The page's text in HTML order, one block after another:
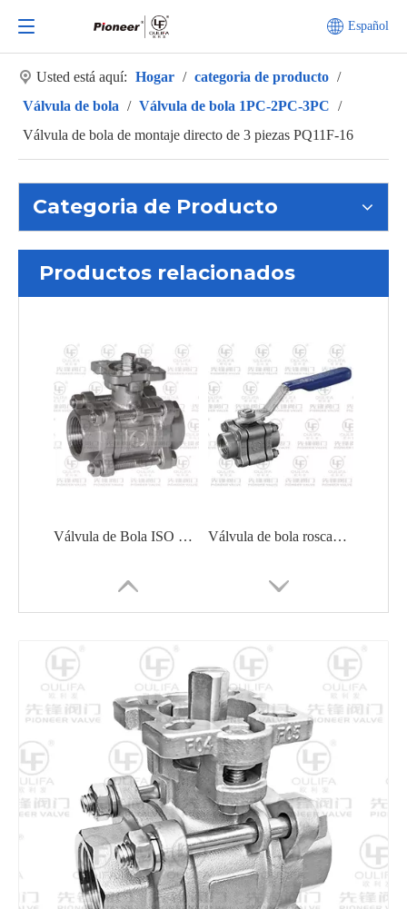
Español
Usted está aquí: Hogar / categoria de producto /
Válvula de bola / Válvula de bola 1PC-2PC-3PC /
Válvula de bola de montaje directo de 3 piezas PQ11F-16
Categoria de Producto
Productos relacionados
Válvula de Bola ISO Montaje Directo PQ11F Válvula de bola roscada de 3 piezas Q11F-100P
Sustancia química soldada con autógena 1000PSI del aceite de la construcción naval de la válvula de bola Válvula de bola de soldadura de 3 piezas Q361F-16